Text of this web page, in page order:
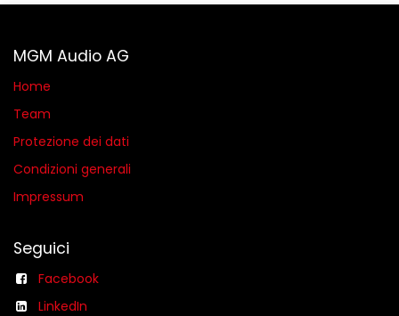
MGM Audio AG
Home
Team
Protezione dei dati
Condizioni generali​
Impressum
Seguici
Facebook
LinkedIn